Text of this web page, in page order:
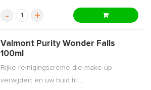
- +
Valmont Purity Wonder Falls
100ml
Rijke reinigingscrème die make-up
verwijdert en uw huid fri ...